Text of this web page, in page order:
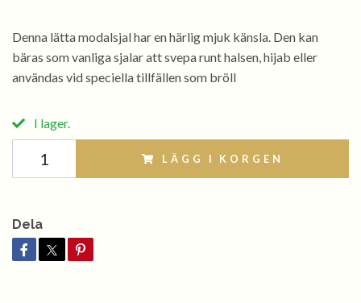
Denna lätta modalsjal har en härlig mjuk känsla. Den kan
bäras som vanliga sjalar att svepa runt halsen, hijab eller
användas vid speciella tillfällen som bröll
I lager.
LÄGG I KORGEN
Dela